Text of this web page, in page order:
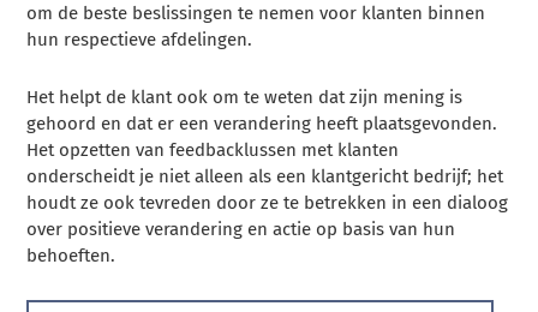
om de beste beslissingen te nemen voor klanten binnen
hun respectieve afdelingen.
Het helpt de klant ook om te weten dat zijn mening is
gehoord en dat er een verandering heeft plaatsgevonden.
Het opzetten van feedbacklussen met klanten
onderscheidt je niet alleen als een klantgericht bedrijf; het
houdt ze ook tevreden door ze te betrekken in een dialoog
over positieve verandering en actie op basis van hun
behoeften.